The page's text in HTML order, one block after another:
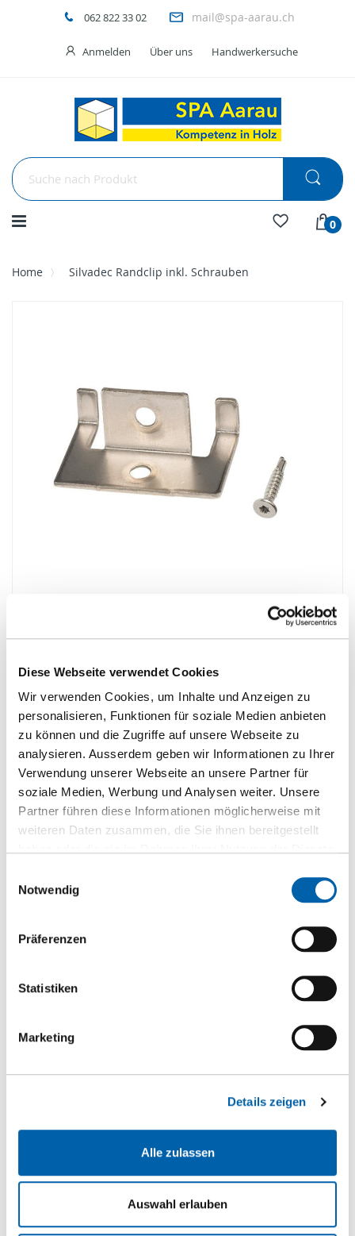
Diese Webseite verwendet Cookies
Wir verwenden Cookies, um Inhalte und Anzeigen zu
personalisieren, Funktionen für soziale Medien anbieten
zu können und die Zugriffe auf unsere Webseite zu
analysieren. Ausserdem geben wir Informationen zu Ihrer
Verwendung unserer Webseite an unsere Partner für
soziale Medien, Werbung und Analysen weiter. Unsere
Partner führen diese Informationen möglicherweise mit
weiteren Daten zusammen, die Sie ihnen bereitgestellt
Notwendig
Präferenzen
Statistiken
Marketing
Details zeigen
Alle zulassen
Auswahl erlauben
062 822 33 02 mail@spa-aarau.ch
Anmelden Über uns Handwerkersuche
Menü
0
Home Silvadec Randclip inkl. Schrauben
the
images
gallery
of
the
images
gallery
Silvadec Randclip inkl. Schrauben
Montagematerial für Terrassen
Mehr
Informationen
Aussenbereich, Terrassen
Silvadec
Gruppiert
Produkte
Silvadec Randclip inkl. Schrauben 10 Stk./Pk
10 Stück/Paket
Zur Favoritenliste hinzufügen
Zum Warenkorb hinzufügen
Downloads
Verarbeitungshinweise Grösse: (1.41 MB)